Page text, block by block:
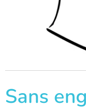
Sans